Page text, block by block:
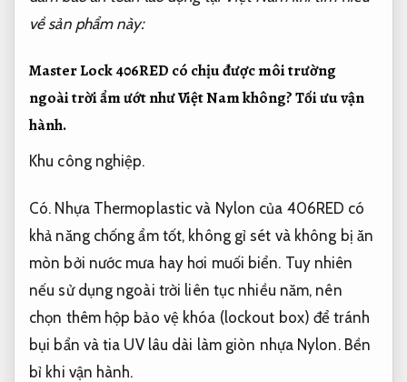
về sản phẩm này:
Master Lock 406RED có chịu được môi trường
ngoài trời ẩm ướt như Việt Nam không?Tối ưu vận
hành.
Khu công nghiệp.
Có. Nhựa Thermoplastic và Nylon của 406RED có
khả năng chống ẩm tốt, không gỉ sét và không bị ăn
mòn bởi nước mưa hay hơi muối biển. Tuy nhiên
nếu sử dụng ngoài trời liên tục nhiều năm, nên
chọn thêm hộp bảo vệ khóa (lockout box) để tránh
bụi bẩn và tia UV lâu dài làm giòn nhựa Nylon. Bền
bỉ khi vận hành.